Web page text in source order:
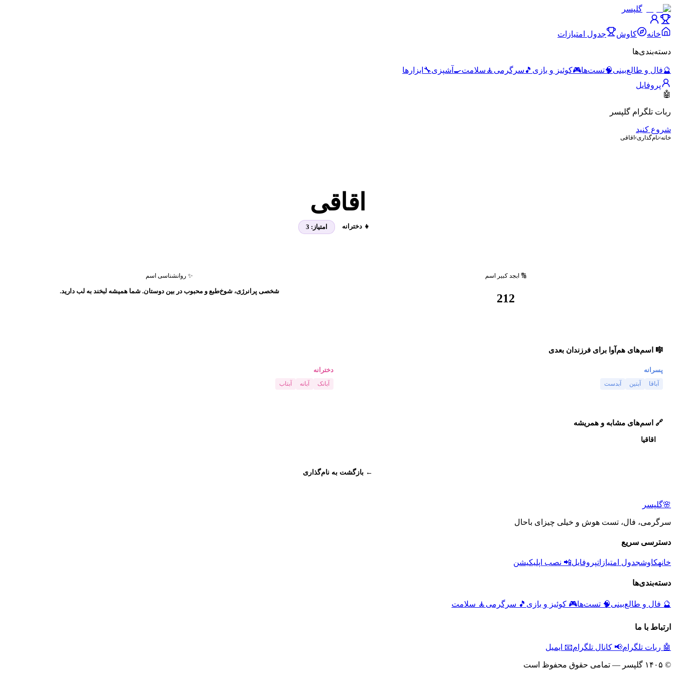
گلپسر
خانه کاوش جدول امتیازات
دسته‌بندی‌ها
🔮فال و طالع‌بینی🧠تست‌ها🎮کوئیز و بازی 🎵 سرگرمی 🧘 سلامت🍳 آشپزی🔧 ابزارها
پروفایل
🤖
ربات تلگرام گلپسر
شروع کنید
خانه›نام‌گذاری› اقاقی
اقاقی
👧 دخترانه امتیاز: 3
🔢 ابجد کبیر اسم
212
✨ روانشناسی اسم
شخصی پرانرژی، شوخ‌طبع و محبوب در بین دوستان. شما همیشه لبخند به لب دارید.
🎼 اسم‌های هم‌آوا برای فرزندان بعدی
پسرانه
آباقا آبتین آبدست
دخترانه
آبانک آبانه آبتاب
🔗 اسم‌های مشابه و همریشه
اقاقیا
← بازگشت به نام‌گذاری
🌸گلپسر
سرگرمی، فال، تست هوش و خیلی چیزای باحال
دسترسی سریع
خانهکاوشجدول امتیازاتپروفایل📲 نصب اپلیکیشن
دسته‌بندی‌ها
🔮 فال و طالع‌بینی🧠 تست‌ها🎮 کوئیز و بازی 🎵 سرگرمی 🧘 سلامت
ارتباط با ما
🤖 ربات تلگرام📢 کانال تلگرام📧 ایمیل
© ۱۴۰۵ گلپسر — تمامی حقوق محفوظ است